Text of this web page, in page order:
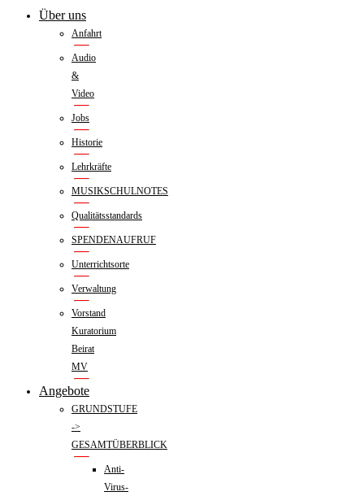
Über uns
Anfahrt
Audio
&
Video
Jobs
Historie
Lehrkräfte
MUSIKSCHULNOTES
Qualitätsstandards
SPENDENAUFRUF
Unterrichtsorte
Verwaltung
Vorstand
Kuratorium
Beirat
MV
Angebote
GRUNDSTUFE
->
GESAMTÜBERBLICK
Anti-
Virus-